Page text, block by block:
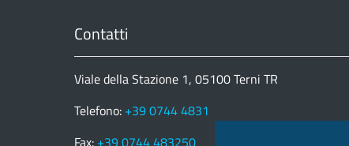
Contatti
Viale della Stazione 1, 05100 Terni TR
Telefono: +39 0744 4831
Fax: +39 0744 483250